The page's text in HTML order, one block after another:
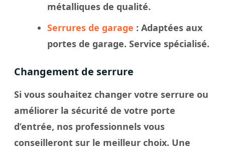
métalliques de qualité.
Serrures de garage : Adaptées aux
portes de garage. Service spécialisé.
Changement de serrure
Si vous souhaitez changer votre serrure ou
améliorer la sécurité de votre porte
d’entrée, nos professionnels vous
conseilleront sur le meilleur choix. Une